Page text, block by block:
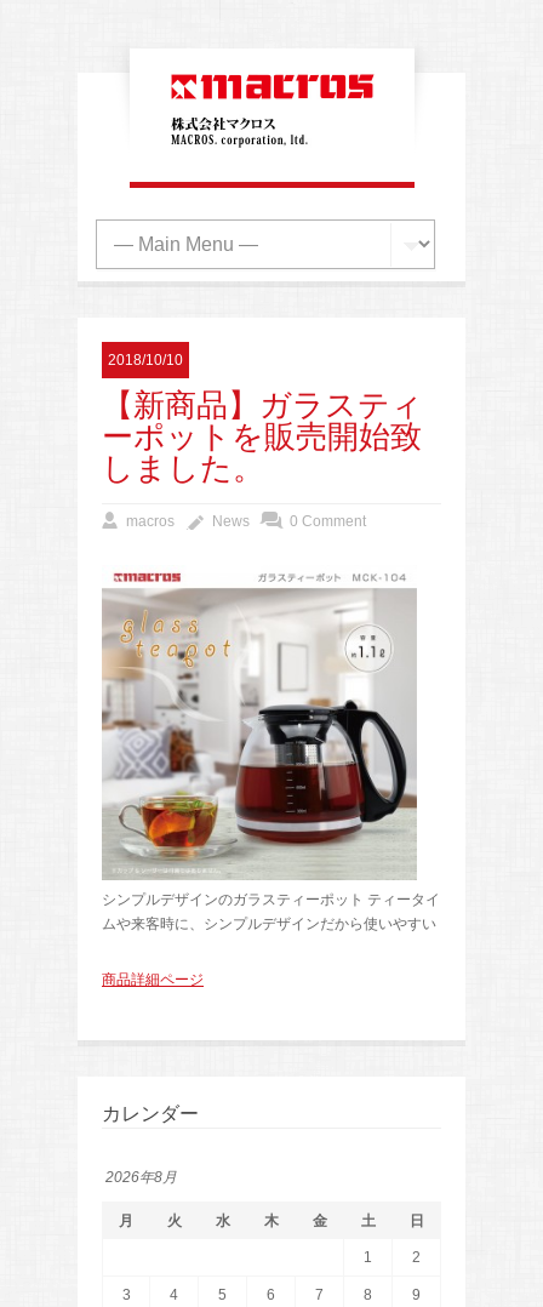
2018/10/10
【新商品】ガラスティ
ーポットを販売開始致
しました。
macros News 0 Comment
シンプルデザインのガラスティーポット ティータイ
ムや来客時に、シンプルデザインだから使いやすい
商品詳細ページ
カレンダー
2026年8月
月 火 水 木 金 土 日
1 2
3 4 5 6 7 8 9